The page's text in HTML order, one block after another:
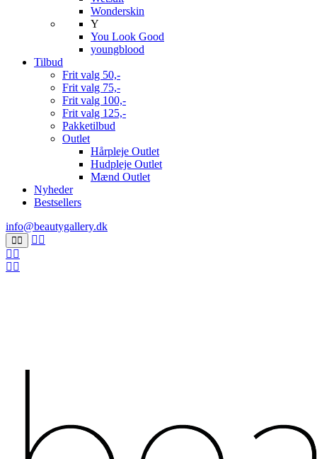
Wonderskin
Y
You Look Good
youngblood
Tilbud
Frit valg 50,-
Frit valg 75,-
Frit valg 100,-
Frit valg 125,-
Pakketilbud
Outlet
Hårpleje Outlet
Hudpleje Outlet
Mænd Outlet
Nyheder
Bestsellers
info@beautygallery.dk